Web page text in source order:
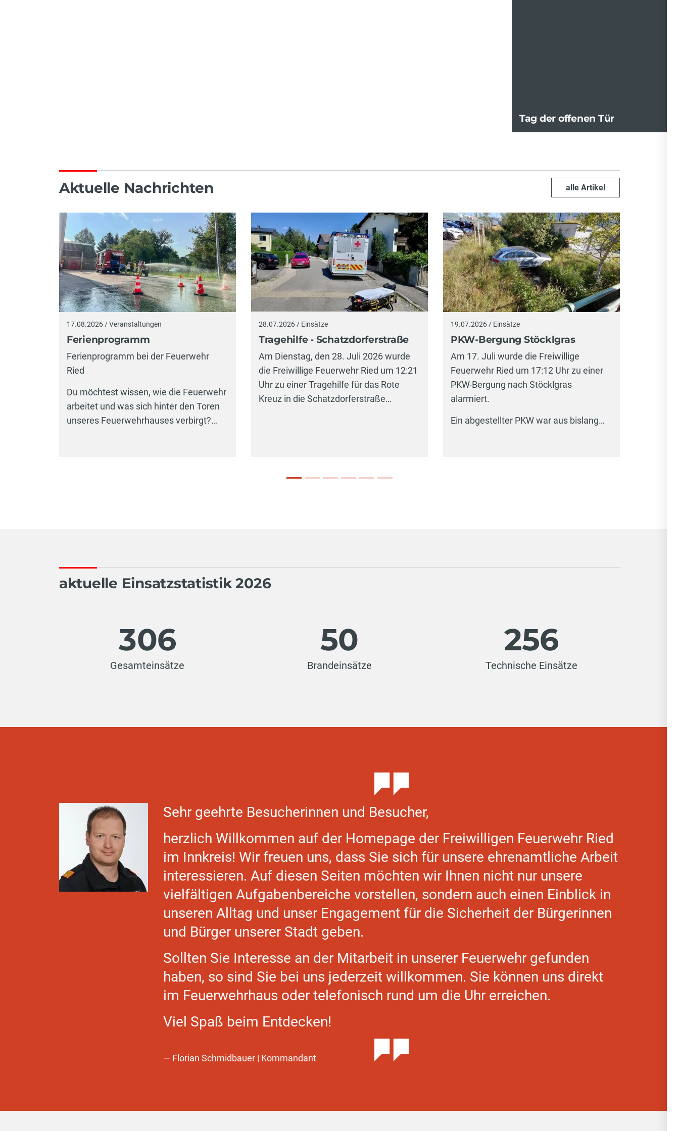
Tag der offenen Tür
Aktuelle Nachrichten alle Artikel
17.08.2026 / Veranstaltungen
Ferienprogramm
Ferienprogramm bei der Feuerwehr
Ried
Du möchtest wissen, wie die Feuerwehr
arbeitet und was sich hinter den Toren
unseres Feuerwehrhauses verbirgt?…
28.07.2026 / Einsätze
Tragehilfe - Schatzdorferstraße
Am Dienstag, den 28. Juli 2026 wurde
die Freiwillige Feuerwehr Ried um 12:21
Uhr zu einer Tragehilfe für das Rote
Kreuz in die Schatzdorferstraße…
19.07.2026 / Einsätze
PKW-Bergung Stöcklgras
Am 17. Juli wurde die Freiwillige
Feuerwehr Ried um 17:12 Uhr zu einer
PKW-Bergung nach Stöcklgras
alarmiert.
Ein abgestellter PKW war aus bislang…
aktuelle Einsatzstatistik 2026
306
Gesamteinsätze
50
Brandeinsätze
256
Technische Einsätze
Sehr geehrte Besucherinnen und Besucher,
herzlich Willkommen auf der Homepage der Freiwilligen Feuerwehr Ried
im Innkreis! Wir freuen uns, dass Sie sich für unsere ehrenamtliche Arbeit
interessieren. Auf diesen Seiten möchten wir Ihnen nicht nur unsere
vielfältigen Aufgabenbereiche vorstellen, sondern auch einen Einblick in
unseren Alltag und unser Engagement für die Sicherheit der Bürgerinnen
und Bürger unserer Stadt geben.
Sollten Sie Interesse an der Mitarbeit in unserer Feuerwehr gefunden
haben, so sind Sie bei uns jederzeit willkommen. Sie können uns direkt
im Feuerwehrhaus oder telefonisch rund um die Uhr erreichen.
Viel Spaß beim Entdecken!
Florian Schmidbauer | Kommandant